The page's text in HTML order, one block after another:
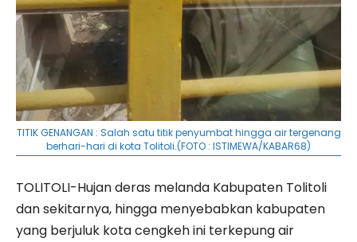
TITIK GENANGAN : Salah satu titik penyumbat hingga air tergenang
berhari-hari di kota Tolitoli.(FOTO : ISTIMEWA/KABAR68)
TOLITOLI-Hujan deras melanda Kabupaten Tolitoli
dan sekitarnya, hingga menyebabkan kabupaten
yang berjuluk kota cengkeh ini terkepung air